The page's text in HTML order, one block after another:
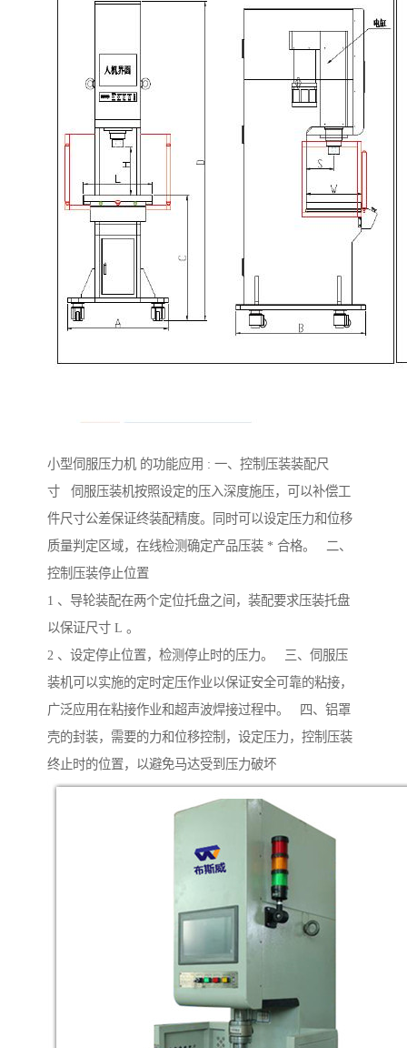
小型伺服压力机 的功能应用 : 一、控制压装装配尺
寸 伺服压装机按照设定的压入深度施压，可以补偿工
件尺寸公差保证终装配精度。同时可以设定压力和位移
质量判定区域，在线检测确定产品压装 * 合格。 二、
控制压装停止位置
1 、导轮装配在两个定位托盘之间，装配要求压装托盘
以保证尺寸 L 。
2 、设定停止位置，检测停止时的压力。 三、伺服压
装机可以实施的定时定压作业以保证安全可靠的粘接，
广泛应用在粘接作业和超声波焊接过程中。 四、铝罩
壳的封装，需要的力和位移控制，设定压力，控制压装
终止时的位置，以避免马达受到压力破坏